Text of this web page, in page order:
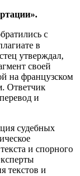
с
в
утверждал,
своей
на французском
Ответчик
и
судебных
и спорного
текстов и